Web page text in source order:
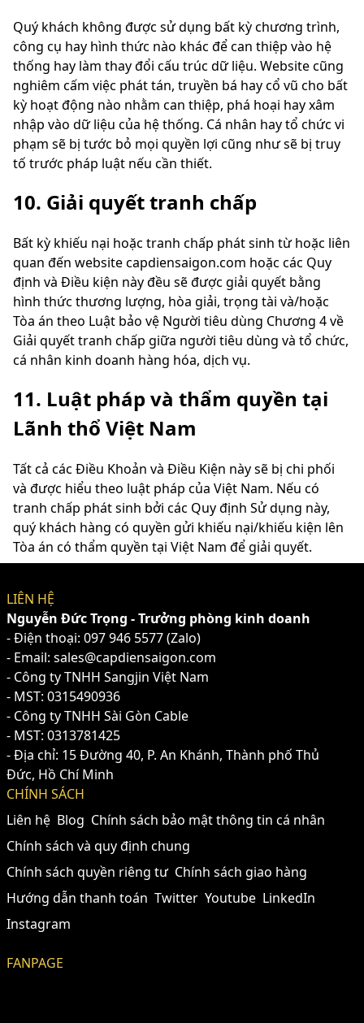
Quý khách không được sử dụng bất kỳ chương trình,
công cụ hay hình thức nào khác để can thiệp vào hệ
thống hay làm thay đổi cấu trúc dữ liệu. Website cũng
nghiêm cấm việc phát tán, truyền bá hay cổ vũ cho bất
kỳ hoạt động nào nhằm can thiệp, phá hoại hay xâm
nhập vào dữ liệu của hệ thống. Cá nhân hay tổ chức vi
phạm sẽ bị tước bỏ mọi quyền lợi cũng như sẽ bị truy
tố trước pháp luật nếu cần thiết.
10. Giải quyết tranh chấp
Bất kỳ khiếu nại hoặc tranh chấp phát sinh từ hoặc liên
quan đến website capdiensaigon.com hoặc các Quy
định và Điều kiện này đều sẽ được giải quyết bằng
hình thức thương lượng, hòa giải, trọng tài và/hoặc
Tòa án theo Luật bảo vệ Người tiêu dùng Chương 4 về
Giải quyết tranh chấp giữa người tiêu dùng và tổ chức,
cá nhân kinh doanh hàng hóa, dịch vụ.
11. Luật pháp và thẩm quyền tại
Lãnh thổ Việt Nam
Tất cả các Điều Khoản và Điều Kiện này sẽ bị chi phối
và được hiểu theo luật pháp của Việt Nam. Nếu có
tranh chấp phát sinh bởi các Quy định Sử dụng này,
quý khách hàng có quyền gửi khiếu nại/khiếu kiện lên
Tòa án có thẩm quyền tại Việt Nam để giải quyết.
LIÊN HỆ
Nguyễn Đức Trọng - Trưởng phòng kinh doanh
- Điện thoại: 097 946 5577(Zalo)
- Email: sales@capdiensaigon.com
- Công ty TNHH Sangjin Việt Nam
- MST: 0315490936
- Công ty TNHH Sài Gòn Cable
- MST: 0313781425
- Địa chỉ: 15 Đường 40, P. An Khánh, Thành phố Thủ
Đức, Hồ Chí Minh
CHÍNH SÁCH
Liên hệ Blog Chính sách bảo mật thông tin cá nhân
Chính sách và quy định chung
Chính sách quyền riêng tư Chính sách giao hàng
Hướng dẫn thanh toán Twitter Youtube LinkedIn
Instagram
FANPAGE